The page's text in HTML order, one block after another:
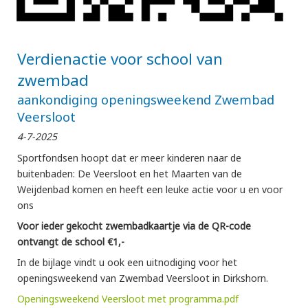
Verdienactie voor school van
zwembad
aankondiging openingsweekend Zwembad
Veersloot
4-7-2025
Sportfondsen hoopt dat er meer kinderen naar de
buitenbaden: De Veersloot en het Maarten van de
Weijdenbad komen en heeft een leuke actie voor u en voor
ons
Voor ieder gekocht zwembadkaartje via de QR-code
ontvangt de school €1,-
In de bijlage vindt u ook een uitnodiging voor het
openingsweekend van Zwembad Veersloot in Dirkshorn.
Openingsweekend Veersloot met programma.pdf